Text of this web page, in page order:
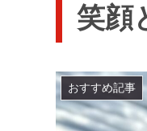
笑顔
おすすめ記事